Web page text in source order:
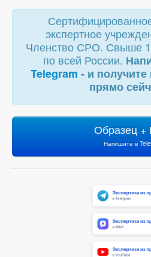
экспертное
Членство СРО. Свыше
по всей России.
Telegram - и
прямо
Образец +
Напишите в